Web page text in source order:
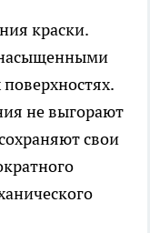
краски.
не выгорают
свои